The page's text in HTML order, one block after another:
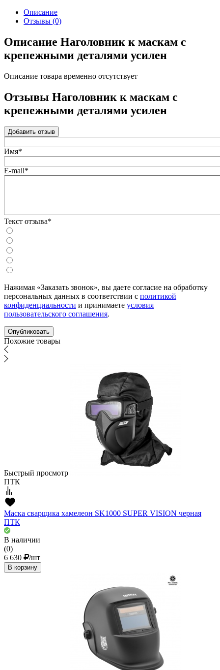
Описание
Отзывы (0)
Описание Наголовник к маскам с
крепежными деталями усилен
Описание товара временно отсутствует
Отзывы Наголовник к маскам с
крепежными деталями усилен
Добавить отзыв
Имя*
E-mail*
Текст отзыва*
Нажимая «Заказать звонок», вы даете согласие на обработку
персональных данных в соответствии с политикой
конфиденциальности и принимаете условия
пользовательского соглашения.
Похожие товары
Быстрый просмотр
ПТК
Маска сварщика хамелеон SK1000 SUPER VISION черная
ПТК
В наличии
(0)
6 630
/шт
В корзину